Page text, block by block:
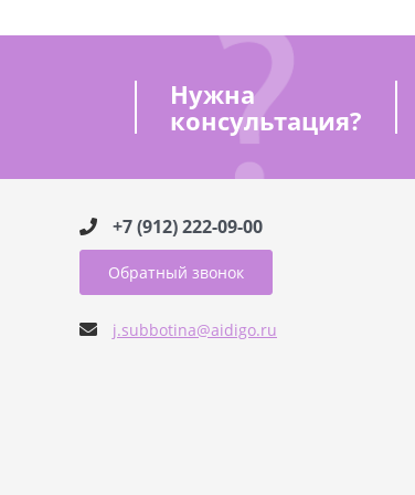
Нужна
консультация?
+7 (912) 222-09-00
Обратный звонок
j.subbotina@aidigo.ru